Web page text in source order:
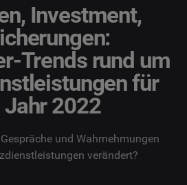
Investment,
Trends rund um
für
Jahr 2022
und Wahrnehmungen
verändert?